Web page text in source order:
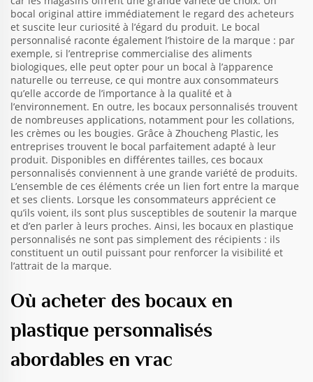
bocal original attire immédiatement le regard des acheteurs
et suscite leur curiosité à l’égard du produit. Le bocal
personnalisé raconte également l’histoire de la marque : par
exemple, si l’entreprise commercialise des aliments
biologiques, elle peut opter pour un bocal à l’apparence
naturelle ou terreuse, ce qui montre aux consommateurs
qu’elle accorde de l’importance à la qualité et à
l’environnement. En outre, les bocaux personnalisés trouvent
de nombreuses applications, notamment pour les collations,
les crèmes ou les bougies. Grâce à Zhoucheng Plastic, les
entreprises trouvent le bocal parfaitement adapté à leur
produit. Disponibles en différentes tailles, ces bocaux
personnalisés conviennent à une grande variété de produits.
L’ensemble de ces éléments crée un lien fort entre la marque
et ses clients. Lorsque les consommateurs apprécient ce
qu’ils voient, ils sont plus susceptibles de soutenir la marque
et d’en parler à leurs proches. Ainsi, les bocaux en plastique
personnalisés ne sont pas simplement des récipients : ils
constituent un outil puissant pour renforcer la visibilité et
l’attrait de la marque.
Où acheter des bocaux en
plastique personnalisés
abordables en vrac